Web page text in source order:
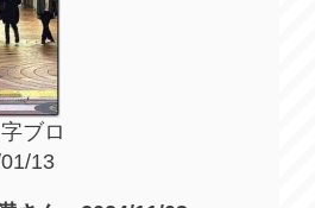
ブロ
13